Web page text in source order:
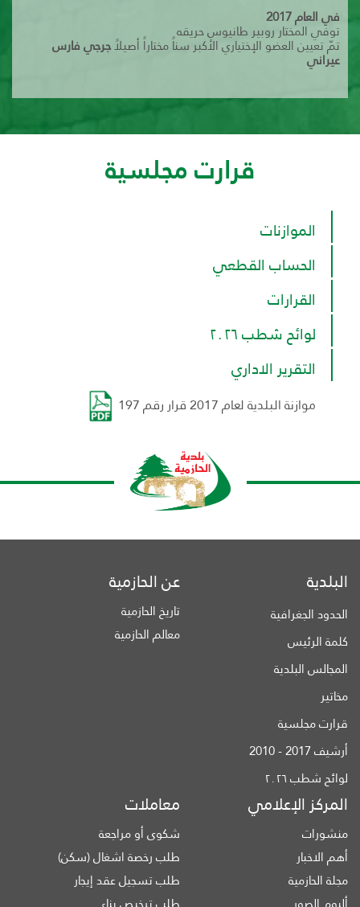
في العام 2017
توفي المختار روبير طانيوس حريقه
تمّ تعيين العضو الإختياري الأكبر سناً مختاراً أصيلاًجرجي فارس
عيراني
قرارت مجلسية
الموازنات
الحساب القطعي
القرارات
لوائح شطب ٢٠٢٦
التقرير الاداري
موازنة البلدية لعام 2017 قرار رقم 197
البلدية
الحدود الجغرافية
كلمة الرئيس
المجالس البلدية
مخاتير
قرارت مجلسية
أرشيف 2017 - 2010
لوائح شطب ٢٠٢٦
عن الحازمية
تاريخ الحازمية
معالم الحازمية
المركز الإعلامي
منشورات
أهم الاخبار
مجلة الحازمية
معاملات
شكوى أو مراجعة
طلب رخصة اشغال (سكن)
طلب تسجيل عقد إيجار